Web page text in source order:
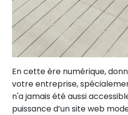
En cette ère numérique,
votre entreprise,
n'a jamais été aussi
puissance d’un site web